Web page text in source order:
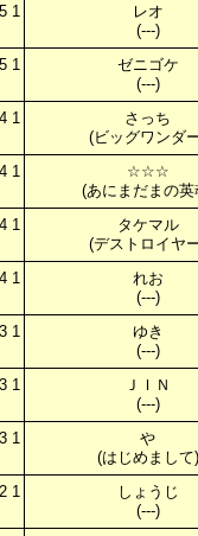
1
レオ
(---)
1
ゼニゴケ
(---)
1
さっち
(ビッグワンダ
1
☆☆☆
(あにまだまの英
1
タケマル
(デストロイヤ
1
れお
(---)
1
ゆき
(---)
1
ＪＩＮ
(---)
1
や
(はじめまして)
1
しょうじ
(---)